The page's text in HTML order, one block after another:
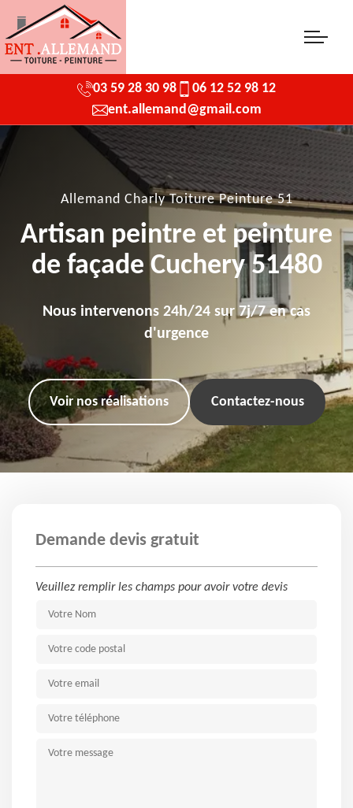
03 59 28 30 98
06 12 52 98 12
ent.allemand@gmail.com
Allemand Charly Toiture Peinture 51
Artisan peintre et peinture
de façade Cuchery 51480
Nous intervenons 24h/24 sur 7j/7 en cas
d'urgence
Voir nos réalisations Contactez-nous
Demande devis gratuit
Veuillez remplir les champs pour avoir votre devis